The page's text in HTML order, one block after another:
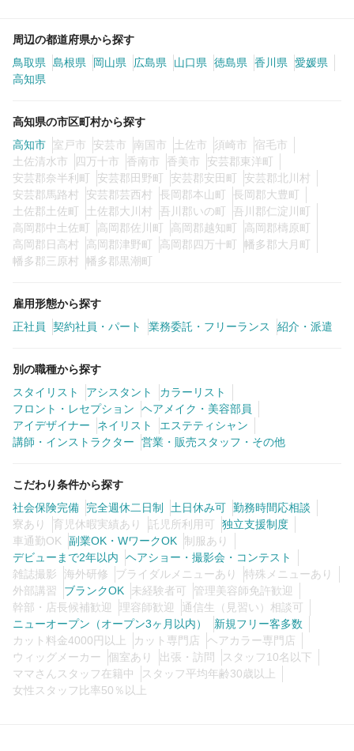
周辺の都道府県から探す
鳥取県
島根県 岡山県 広島県 山口県 徳島県 香川県
愛媛県
高知県
高知県の市区町村から探す
高知市
室戸市 安芸市 南国市 土佐市 須崎市
宿毛市
土佐清水市
四万十市 香南市 香美市
安芸郡東洋町
安芸郡奈半利町
安芸郡田野町 安芸郡安田町
安芸郡北川村
安芸郡馬路村
安芸郡芸西村 長岡郡本山町
長岡郡大豊町
土佐郡土佐町
土佐郡大川村 吾川郡いの町
吾川郡仁淀川町
高岡郡中土佐町
高岡郡佐川町 高岡郡越知町
高岡郡檮原町
高岡郡日高村
高岡郡津野町 高岡郡四万十町
幡多郡大月町
幡多郡三原村
幡多郡黒潮町
雇用形態から探す
正社員
契約社員・パート 業務委託・フリーランス 紹介・派遣
別の職種から探す
スタイリスト
アシスタント
カラーリスト
フロント・レセプション
ヘアメイク・美容部員
アイデザイナー
ネイリスト
エステティシャン
講師・インストラクター
営業・販売スタッフ・その他
こだわり条件から探す
社会保険完備
完全週休二日制 土日休み可 勤務時間応相談
寮あり
育児休暇実績あり 託児所利用可
独立支援制度
車通勤OK
副業OK・WワークOK 制服あり
デビューまで2年以内
ヘアショー・撮影会・コンテスト
雑誌撮影
海外研修 ブライダルメニューあり
特殊メニューあり
外部講習
ブランクOK 未経験者可
管理美容師免許歓迎
幹部・店長候補歓迎
理容師歓迎
通信生（見習い）相談可
ニューオープン（オープン3ヶ月以内）
新規フリー客多数
カット料金4000円以上
カット専門店
ヘアカラー専門店
ウィッグメーカー
個室あり 出張・訪問
スタッフ10名以下
ママさんスタッフ在籍中
スタッフ平均年齢30歳以上
女性スタッフ比率50％以上